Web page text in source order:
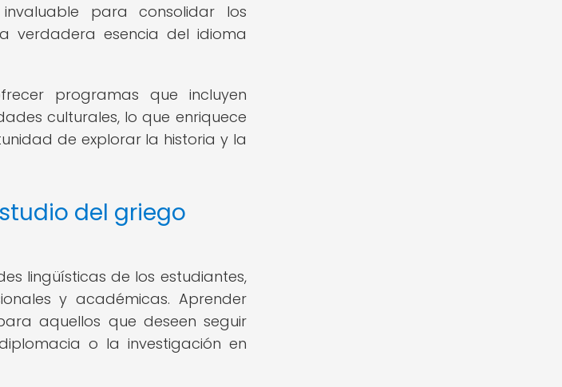
para consolidar los
verdadera esencia del idioma
programas que incluyen
culturales, lo que enriquece
de explorar la historia y la
del griego
lingüísticas de los estudiantes,
y académicas. Aprender
aquellos que deseen seguir
o la investigación en